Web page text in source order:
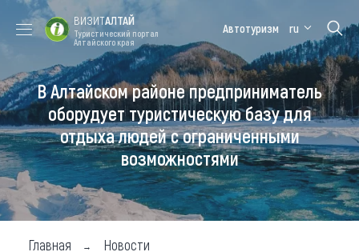
Форум VISIT
ALTAI
Цветение
маральника
Медицинский
форум
Алтайская
зимовка
Туры
Где побывать
Чем заняться
Где остановиться
ВИЗИТАЛТАЙ
Туристический портал
Алтайского края
Автотуризм ru
В Алтайском районе предприниматель
оборудует туристическую базу для
отдыха людей с ограниченными
возможностями
Главная Новости